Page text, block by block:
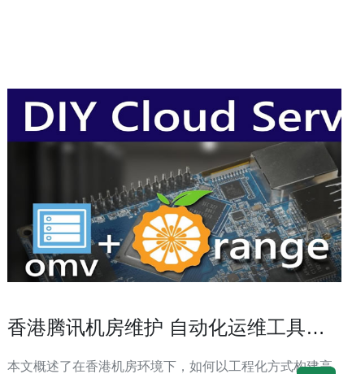
香港腾讯机房维护 自动化运维工具与
本文概述了在香港机房环境下，如何以工程化方式构建高